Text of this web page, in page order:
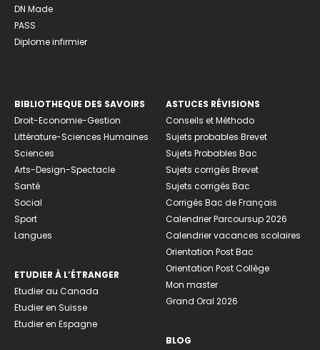
DN Made
PASS
Diplome infirmier
BIBLIOTHEQUE DES SAVOIRS
Droit-Economie-Gestion
Littérature-Sciences Humaines
Sciences
Arts-Design-Spectacle
Santé
Social
Sport
Langues
ETUDIER À L’ÉTRANGER
Etudier au Canada
Etudier en Suisse
Etudier en Espagne
ASTUCES RÉVISIONS
Conseils et Méthodo
Sujets probables Brevet
Sujets Probables Bac
Sujets corrigés Brevet
Sujets corrigés Bac
Corrigés Bac de Français
Calendrier Parcoursup 2026
Calendrier vacances scolaires
Orientation Post Bac
Orientation Post Collège
Mon master
Grand Oral 2026
BLOG